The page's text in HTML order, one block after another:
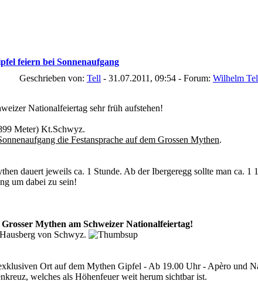
feiern bei Sonnenaufgang
Geschrieben von: Tell - 31.07.2011, 09:54 - Forum: Wilhelm
Nationalfeiertag sehr früh aufstehen!
Meter) Kt.Schwyz.
die Festansprache auf dem Grossen Mythen.
dauert jeweils ca. 1 Stunde. Ab der Ibergeregg sollte man ca. 1
um dabei zu sein!
Mythen am Schweizer Nationalfeiertag!
von Schwyz.
Ort auf dem Mythen Gipfel - Ab 19.00 Uhr - Apèro und
welches als Höhenfeuer weit herum sichtbar ist.